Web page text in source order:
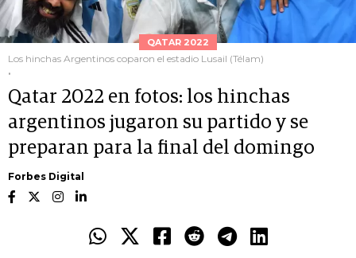
QATAR 2022
Los hinchas Argentinos coparon el estadio Lusail (Télam)
.
Qatar 2022 en fotos: los hinchas
argentinos jugaron su partido y se
preparan para la final del domingo
Forbes Digital